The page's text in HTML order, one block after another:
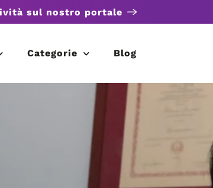
sul nostro portale
Categorie Blog